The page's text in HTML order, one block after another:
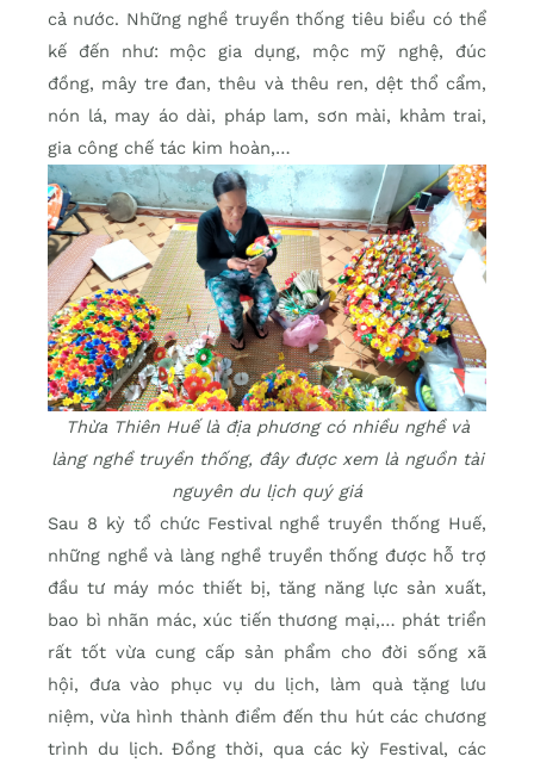
cả nước. Những nghề truyền thống tiêu biểu có thể
kế đến như: mộc gia dụng, mộc mỹ nghệ, đúc
đồng, mây tre đan, thêu và thêu ren, dệt thổ cẩm,
nón lá, may áo dài, pháp lam, sơn mài, khảm trai,
gia công chế tác kim hoàn,…
Thừa Thiên Huế là địa phương có nhiều nghề và
làng nghề truyền thống, đây được xem là nguồn tài
nguyên du lịch quý giá
Sau 8 kỳ tổ chức Festival nghề truyền thống Huế,
những nghề và làng nghề truyền thống được hỗ trợ
đầu tư máy móc thiết bị, tăng năng lực sản xuất,
bao bì nhãn mác, xúc tiến thương mại,… phát triển
rất tốt vừa cung cấp sản phẩm cho đời sống xã
hội, đưa vào phục vụ du lịch, làm quà tặng lưu
niệm, vừa hình thành điểm đến thu hút các chương
trình du lịch. Đồng thời, qua các kỳ Festival, các